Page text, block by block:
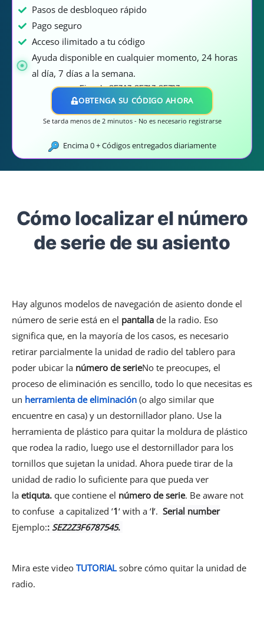
Pasos de desbloqueo rápido
Pago seguro
Acceso ilimitado a tu código
Ayuda disponible en cualquier momento, 24 horas
al día, 7 días a la semana.
Ejemplo: SEZAZ, SEZ1Z, SEZ2Z..
OBTENGA SU CÓDIGO AHORA
Se tarda menos de 2 minutos - No es necesario registrarse
Encima0+ Códigos entregados diariamente
Cómo localizar el número
de serie de su asiento
Hay algunos modelos de navegación de asiento donde el
número de serie está en el pantalla de la radio. Eso
significa que, en la mayoría de los casos, es necesario
retirar parcialmente la unidad de radio del tablero para
poder ubicar la número de serieNo te preocupes, el
proceso de eliminación es sencillo, todo lo que necesitas es
un herramienta de eliminación (o algo similar que
encuentre en casa) y un destornillador plano. Use la
herramienta de plástico para quitar la moldura de plástico
que rodea la radio, luego use el destornillador para los
tornillos que sujetan la unidad. Ahora puede tirar de la
unidad de radio lo suficiente para que pueda ver
la etiquta. que contiene el número de serie. Be aware not
to confuse a capitalized ‘1‘ with a ‘I‘. Serial number
Ejemplo:: SEZ2Z3F6787545.
Mira este video TUTORIAL sobre cómo quitar la unidad de
radio.